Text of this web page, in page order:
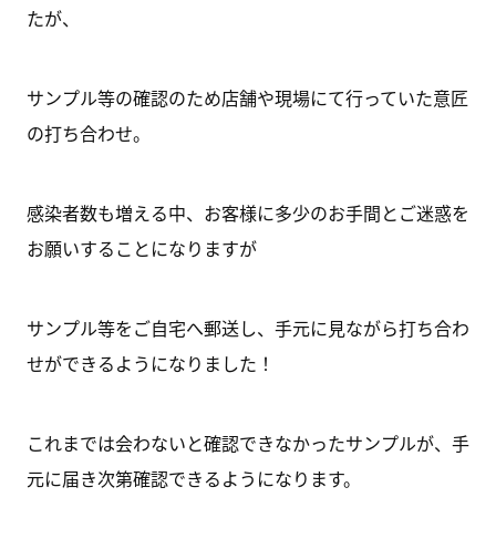
たが、
サンプル等の確認のため店舗や現場にて行っていた意匠
の打ち合わせ。
感染者数も増える中、お客様に多少のお手間とご迷惑を
お願いすることになりますが
サンプル等をご自宅へ郵送し、手元に見ながら打ち合わ
せができるようになりました！
これまでは会わないと確認できなかったサンプルが、手
元に届き次第確認できるようになります。